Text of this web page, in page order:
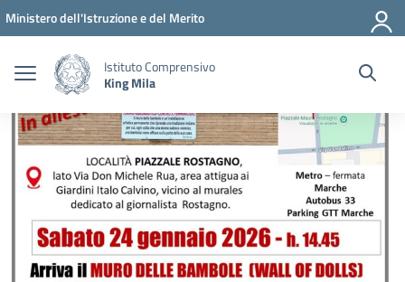
Vai ai contenuti
Vai al menu di navigazione
Vai al footer
Ministero dell'Istruzione e del Merito
Istituto Comprensivo
King Mila